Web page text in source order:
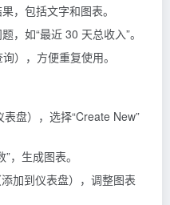
，包括文字和图表。
，如“最近 30 天总收入”。
），方便重复使用。
盘），选择“Create New”
，生成图表。
加到仪表盘），调整图表